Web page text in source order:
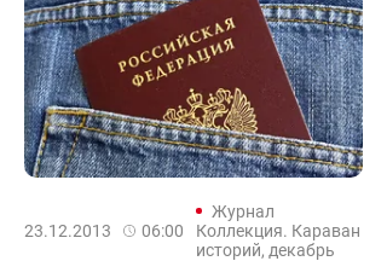
23.12.2013 06:00
Журнал
Коллекция. Караван
историй, декабрь